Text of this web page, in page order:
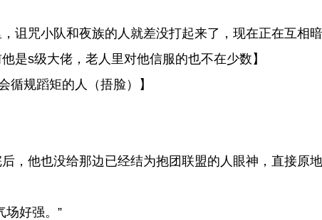
咒小队和夜族的人就差没打起来了，现在正在互相
s级大佬，老人里对他信服的也不在少数】
规蹈矩的人（捂脸）】
他也没给那边已经结为抱团联盟的人眼神，直接原
好强。”